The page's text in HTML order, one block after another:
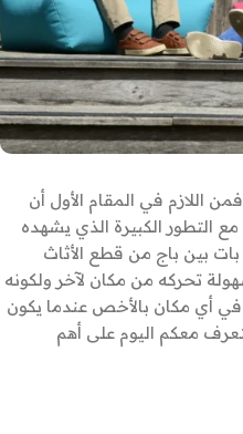
اللازم في المقام الأول أن
التطور الكبيرة الذي يشهده
بات بين باج من قطع الأثاث
تحركه من مكان لآخر ولكونه
في أي مكان بالأخص عندما يكون
معكم اليوم على أهم